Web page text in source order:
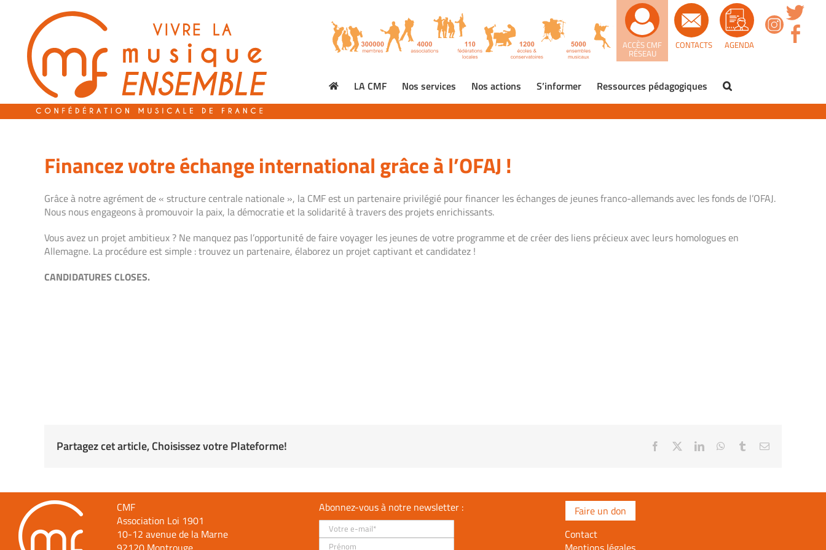
contenu
AGENDA
CONTACTS
ACCÈS CMF
RÉSEAU
LA CMF Nos services Nos actions S’informer Ressources pédagogiques
Financez votre échange international grâce à l’OFAJ !
Grâce à notre agrément de « structure centrale nationale », la CMF est un partenaire privilégié pour financer les échanges de jeunes franco-allemands avec les fonds de l’OFAJ.
Nous nous engageons à promouvoir la paix, la démocratie et la solidarité à travers des projets enrichissants.
Vous avez un projet ambitieux ? Ne manquez pas l’opportunité de faire voyager les jeunes de votre programme et de créer des liens précieux avec leurs homologues en
Allemagne. La procédure est simple : trouvez un partenaire, élaborez un projet captivant et candidatez !
CANDIDATURES CLOSES.
Partagez cet article, Choisissez votre Plateforme! Facebook LinkedInWhatsApp
TumblrEmail
CMF
Association Loi 1901
10-12 avenue de la Marne
Abonnez-vous à notre newsletter :
Faire un don
Contact